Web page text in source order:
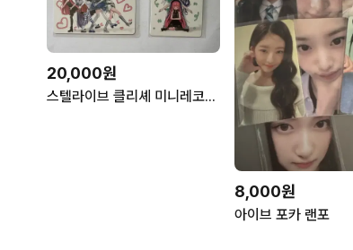
20,000원
스텔라이브 클리셰 미니레코드샵 응모 미공포
8,000원
아이브 포카 랜포